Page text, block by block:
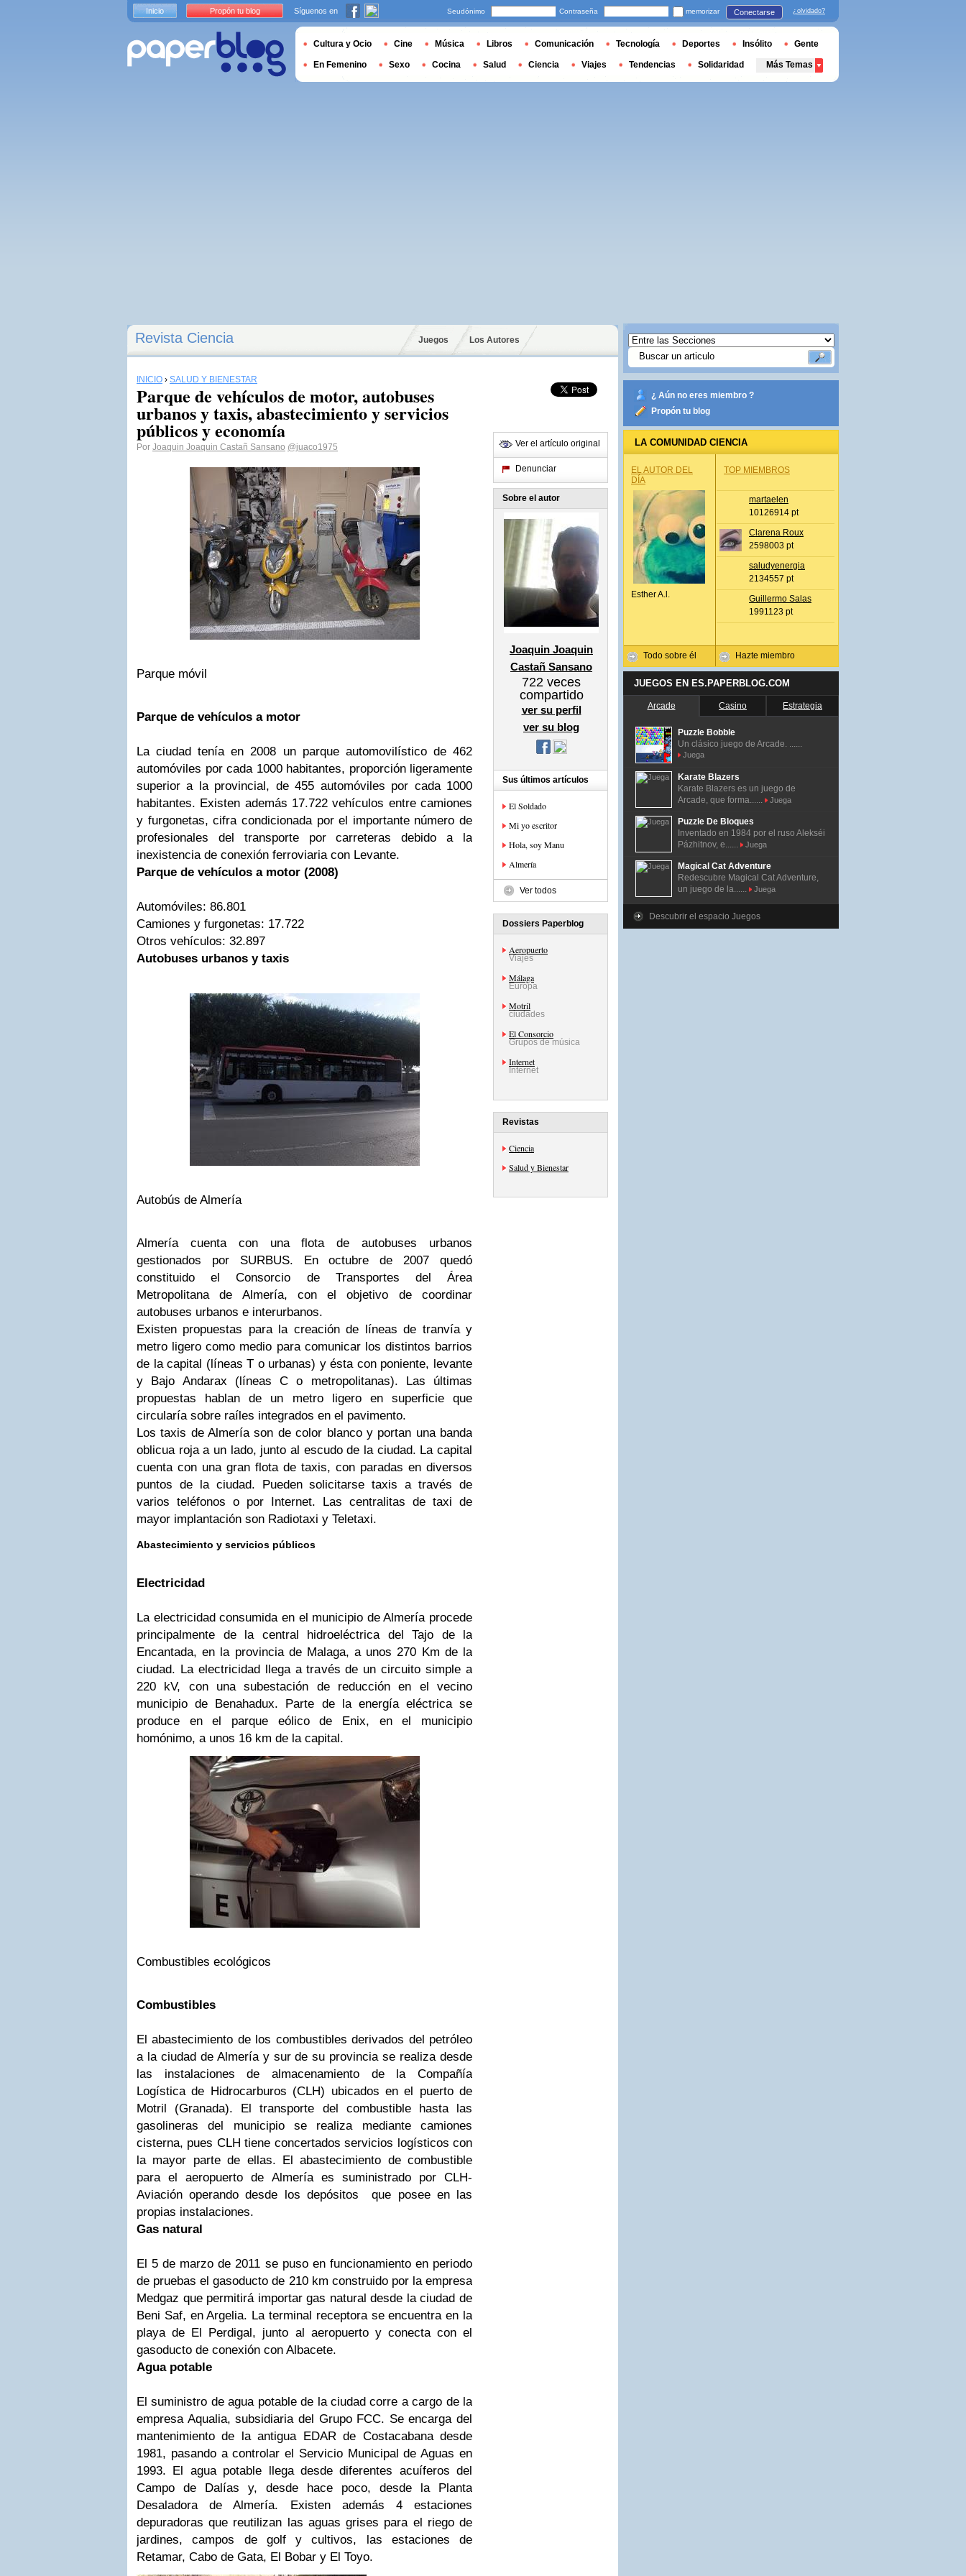
Revista Ciencia Juegos Los Autores
INICIO › SALUD Y BIENESTAR
Parque de vehículos de motor, autobuses
urbanos y taxis, abastecimiento y servicios
públicos y economía
Por Joaquin Joaquin Castañ Sansano @juaco1975
Parque móvil
Parque de vehículos a motor
La ciudad tenía en 2008 un parque automovilístico de 462
automóviles por cada 1000 habitantes, proporción ligeramente
superior a la provincial, de 455 automóviles por cada 1000
habitantes. Existen además 17.722 vehículos entre camiones
y furgonetas, cifra condicionada por el importante número de
profesionales del transporte por carreteras debido a la
inexistencia de conexión ferroviaria con Levante.
Parque de vehículos a motor (2008)
Automóviles: 86.801
Camiones y furgonetas: 17.722
Otros vehículos: 32.897
Autobuses urbanos y taxis
Autobús de Almería
Almería cuenta con una flota de autobuses urbanos
gestionados por SURBUS. En octubre de 2007 quedó
constituido el Consorcio de Transportes del Área
Metropolitana de Almería, con el objetivo de coordinar
autobuses urbanos e interurbanos.
Existen propuestas para la creación de líneas de tranvía y
metro ligero como medio para comunicar los distintos barrios
de la capital (líneas T o urbanas) y ésta con poniente, levante
y Bajo Andarax (líneas C o metropolitanas). Las últimas
propuestas hablan de un metro ligero en superficie que
circularía sobre raíles integrados en el pavimento.
Los taxis de Almería son de color blanco y portan una banda
oblicua roja a un lado, junto al escudo de la ciudad. La capital
cuenta con una gran flota de taxis, con paradas en diversos
puntos de la ciudad. Pueden solicitarse taxis a través de
varios teléfonos o por Internet. Las centralitas de taxi de
mayor implantación son Radiotaxi y Teletaxi.
Abastecimiento y servicios públicos
Electricidad
La electricidad consumida en el municipio de Almería procede
principalmente de la central hidroeléctrica del Tajo de la
Encantada, en la provincia de Malaga, a unos 270 Km de la
ciudad. La electricidad llega a través de un circuito simple a
220 kV, con una subestación de reducción en el vecino
municipio de Benahadux. Parte de la energía eléctrica se
produce en el parque eólico de Enix, en el municipio
homónimo, a unos 16 km de la capital.
Combustibles ecológicos
Combustibles
El abastecimiento de los combustibles derivados del petróleo
a la ciudad de Almería y sur de su provincia se realiza desde
las instalaciones de almacenamiento de la Compañía
Logística de Hidrocarburos (CLH) ubicados en el puerto de
Motril (Granada). El transporte del combustible hasta las
gasolineras del municipio se realiza mediante camiones
cisterna, pues CLH tiene concertados servicios logísticos con
la mayor parte de ellas. El abastecimiento de combustible
para el aeropuerto de Almería es suministrado por CLH-
Aviación operando desde los depósitos que posee en las
propias instalaciones.
Gas natural
El 5 de marzo de 2011 se puso en funcionamiento en periodo
de pruebas el gasoducto de 210 km construido por la empresa
Medgaz que permitirá importar gas natural desde la ciudad de
Beni Saf, en Argelia. La terminal receptora se encuentra en la
playa de El Perdigal, junto al aeropuerto y conecta con el
gasoducto de conexión con Albacete.
Agua potable
El suministro de agua potable de la ciudad corre a cargo de la
empresa Aqualia, subsidiaria del Grupo FCC. Se encarga del
mantenimiento de la antigua EDAR de Costacabana desde
1981, pasando a controlar el Servicio Municipal de Aguas en
1993. El agua potable llega desde diferentes acuíferos del
Campo de Dalías y, desde hace poco, desde la Planta
Desaladora de Almería. Existen además 4 estaciones
depuradoras que reutilizan las aguas grises para el riego de
jardines, campos de golf y cultivos, las estaciones de
Retamar, Cabo de Gata, El Bobar y El Toyo.
Ver el artículo original
Denunciar
Sobre el autor
Joaquin Joaquin
Castañ Sansano
722 veces
compartido
ver su perfil
ver su blog
Sus últimos artículos
El Soldado
Mi yo escritor
Hola, soy Manu
Almería
Ver todos
Dossiers Paperblog
Aeropuerto
Viajes
Málaga
Europa
Motril
ciudades
El Consorcio
Grupos de música
Internet
Internet
Revistas
Ciencia
Salud y Bienestar
¿ Aún no eres miembro ?
Propón tu blog
LA COMUNIDAD CIENCIA
EL AUTOR DEL
DÍA
Esther A.l.
Todo sobre él
TOP MIEMBROS
martaelen
10126914 pt
Clarena Roux
2598003 pt
saludyenergia
2134557 pt
Guillermo Salas
1991123 pt
Hazte miembro
JUEGOS EN ES.PAPERBLOG.COM
Arcade Casino Estrategia
Puzzle Bobble
Un clásico juego de Arcade. ......
Juega
Karate Blazers
Karate Blazers es un juego de
Arcade, que forma......
Juega
Puzzle De Bloques
Inventado en 1984 por el ruso Alekséi
Pázhitnov, e......
Juega
Magical Cat Adventure
Redescubre Magical Cat Adventure,
un juego de la......
Juega
Descubrir el espacio Juegos
Inicio Propón tu blog Síguenos en Seudónimo Contraseña memorizar Conectarse ¿olvidado?
Cultura y Ocio Cine Música Libros Comunicación Tecnología Deportes Insólito Gente
En Femenino Sexo Cocina Salud Ciencia Viajes Tendencias Solidaridad Más Temas